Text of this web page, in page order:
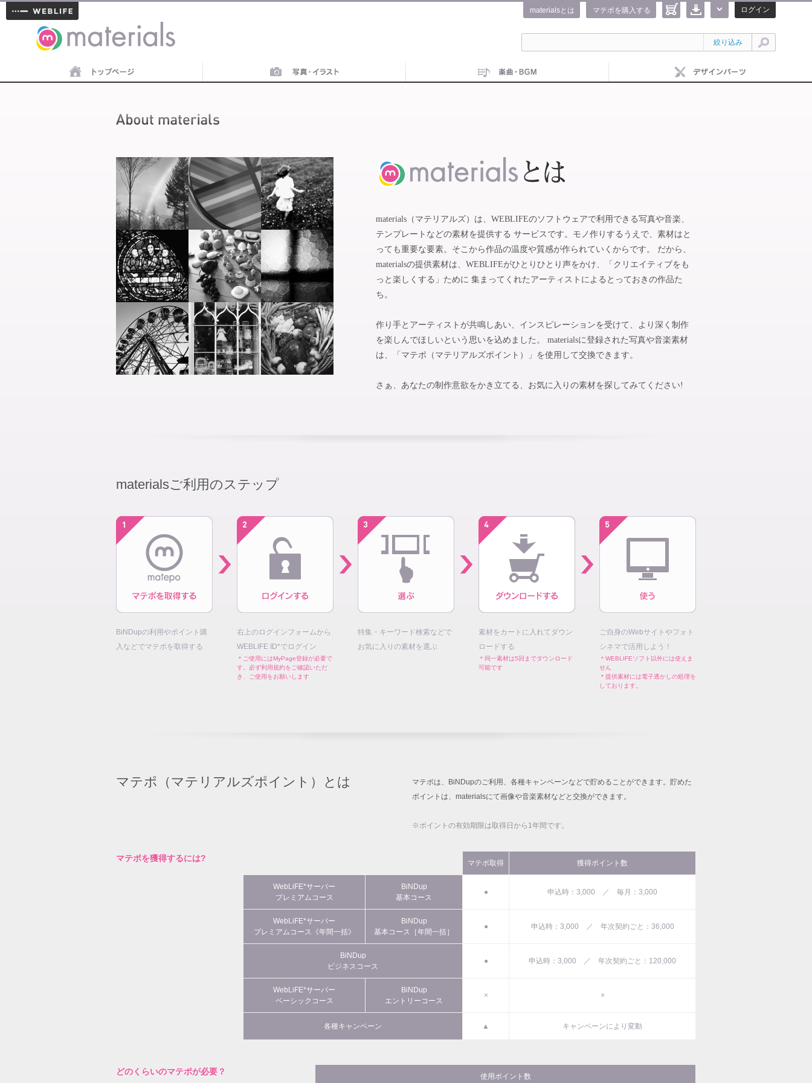
materials
ログイン
マテポを購入する
materialsとは
絞り込み
materials（マテリアルズ）は、WEBLIFEのソフトウェアで利用できる写真や音楽、
テンプレートなどの素材を提供する サービスです。モノ作りするうえで、素材はと
っても重要な要素。そこから作品の温度や質感が作られていくからです。 だから、
materialsの提供素材は、WEBLIFEがひとりひとり声をかけ、「クリエイティブをも
っと楽しくする」ために 集まってくれたアーティストによるとっておきの作品た
ち。
作り手とアーティストが共鳴しあい、インスピレーションを受けて、より深く制作
を楽しんでほしいという思いを込めました。 materialsに登録された写真や音楽素材
は、「マテポ（マテリアルズポイント）」を使用して交換できます。
さぁ、あなたの制作意欲をかき立てる、お気に入りの素材を探してみてください!
materialsご利用のステップ
BiNDupの利用やポイント購
入などでマテポを取得する
右上のログインフォームから
WEBLIFE ID*でログイン
＊ご使用にはMyPage登録が必要で
す。必ず利用規約をご確認いただ
き、ご使用をお願いします
特集・キーワード検索などで
お気に入りの素材を選ぶ
素材をカートに入れてダウン
ロードする
＊同一素材は5回までダウンロード
可能です
ご自身のWebサイトやフォト
シネマで活用しよう！
＊WEBLIFEソフト以外には使えま
せん
＊提供素材には電子透かしの処理を
しております。
マテポ（マテリアルズポイント）とは
マテポは、BiNDupのご利用、各種キャンペーンなどで貯めることができます。貯めた
ポイントは、materialsにて画像や音楽素材などと交換ができます。
※ポイントの有効期限は取得日から1年間です。
マテポを獲得するには? マテポ取得 獲得ポイント数
WebLiFE*サーバー
プレミアムコース
BiNDup
基本コース
● 申込時：3,000 ／ 毎月：3,000
WebLiFE*サーバー
プレミアムコース《年間一括》
BiNDup
基本コース［年間一括］
● 申込時：3,000 ／ 年次契約ごと：36,000
BiNDup
ビジネスコース
● 申込時：3,000 ／ 年次契約ごと：120,000
WebLiFE*サーバー
ベーシックコース
BiNDup
エントリーコース
× ×
各種キャンペーン ▲ キャンペーンにより変動
どのくらいのマテポが必要？ 使用ポイント数